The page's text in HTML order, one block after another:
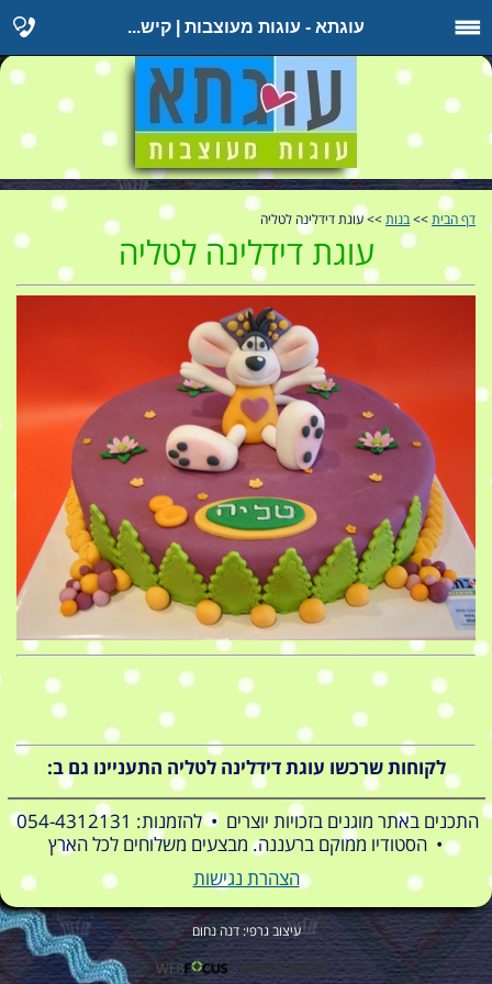
עוגתא - עוגות מעוצבות | קיש...
דף הבית >> בנות >> עוגת דידלינה לטליה
עוגת דידלינה לטליה
לקוחות שרכשו עוגת דידלינה לטליה התעניינו גם ב:
התכנים באתר מוגנים בזכויות יוצרים • להזמנות: 054-4312131
• הסטודיו ממוקם ברעננה. מבצעים משלוחים לכל הארץ
הצהרת נגישות
עיצוב גרפי: דנה נחום
הקמת אתרים